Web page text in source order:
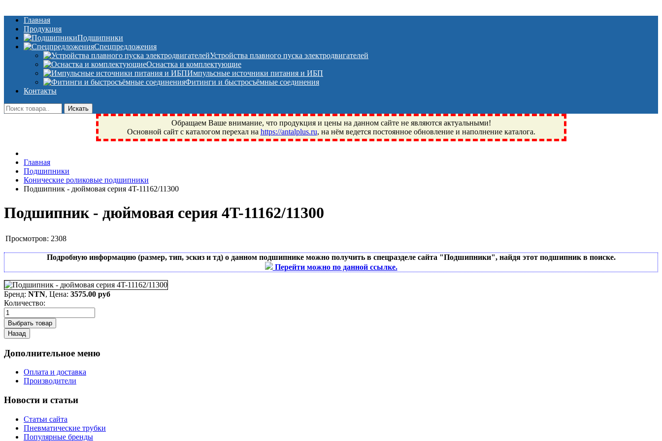
Главная
Продукция
Подшипники
Спецпредложения
Устройства плавного пуска электродвигателей
Оснастка и комплектующие
Импульсные источники питания и ИБП
Фитинги и быстросъёмные соединения
Контакты
Обращаем Ваше внимание, что продукция и цены на данном сайте не являются актуальными!
Основной сайт с каталогом перехал на https://antalplus.ru, на нём ведется постоянное обновление и наполнение каталога.
Фрязино, Антал+, плюс, Свердловский, Загорянский, Юбилейный, Щелково, Москва, Пушкино, Королёв, Балашиха, Фряново, Монино, Ивантеевка, подшипники, пневматика, метизы,
техника, сварочные аппараты, NIS, NSK, JED, KPT, NXZ, ГПЗ, Neutral, WHX, ZWZ, CRAFT, СПЗ-4, NECTECH, KG, LQY, DPI, BSN, SPZ, РФ, BMZ, ХАРП, CX, РОЛТОМ, APZ, FBJ, KYK,
NTN, SKF, купить, заказать
Главная
Подшипники
Конические роликовые подшипники
Подшипник - дюймовая серия 4T-11162/11300
Подшипник - дюймовая серия 4T-11162/11300
Просмотров: 2308
Подробную информацию (размер, тип, эскиз и тд) о данном подшипнике можно получить в спецразделе сайта "Подшипники", найдя этот подшипник в поиске.
Перейти можно по данной ссылке.
Бренд: NTN, Цена: 3575.00 руб
Количество:
Дополнительное меню
Оплата и доставка
Производители
Новости и статьи
Статьи сайта
Пневматические трубки
Популярные бренды